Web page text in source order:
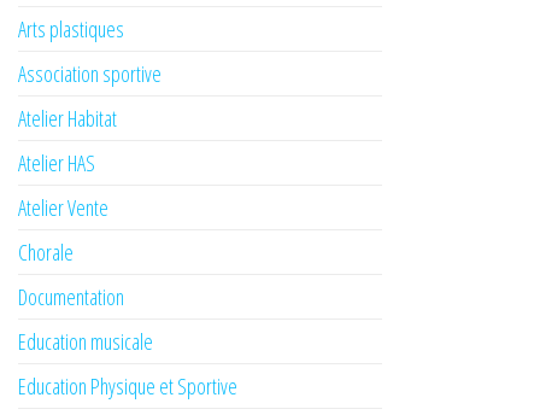
Arts plastiques
Association sportive
Atelier Habitat
Atelier HAS
Atelier Vente
Chorale
Documentation
Education musicale
Education Physique et Sportive